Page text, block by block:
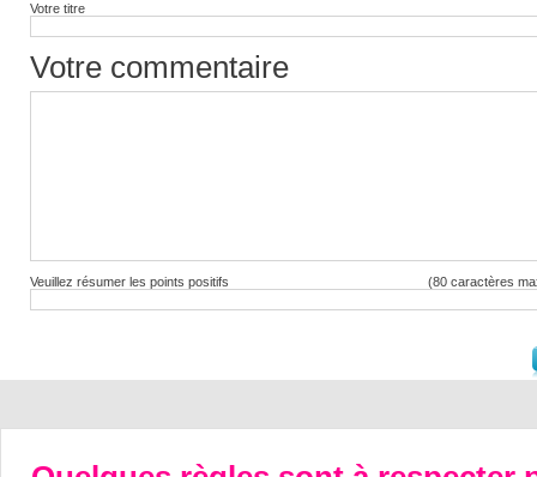
Votre titre
Votre commentaire
Veuillez résumer les points positifs (80 caractères